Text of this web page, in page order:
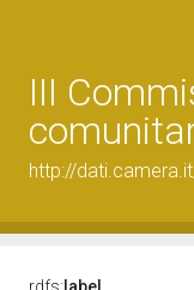
III
http://